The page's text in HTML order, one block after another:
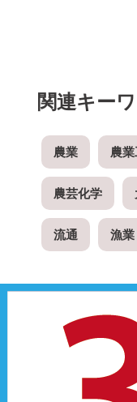
関連キー
農業 農
農芸化学
流通 漁業